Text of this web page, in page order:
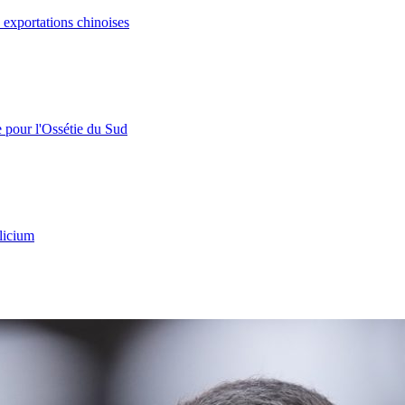
chinoises
pour l'Ossétie du Sud